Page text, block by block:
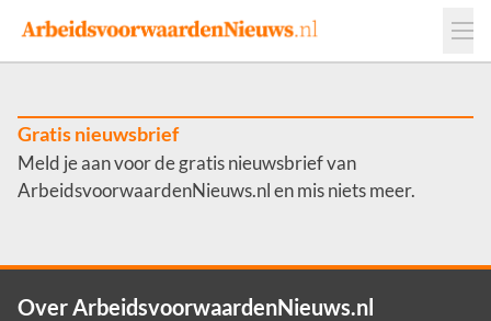
Events
Adverteren
Werkgevers
Contact
Gratis nieuwsbrief
Meld je aan voor de gratis nieuwsbrief van
ArbeidsvoorwaardenNieuws.nl en mis niets meer.
Over ArbeidsvoorwaardenNieuws.nl